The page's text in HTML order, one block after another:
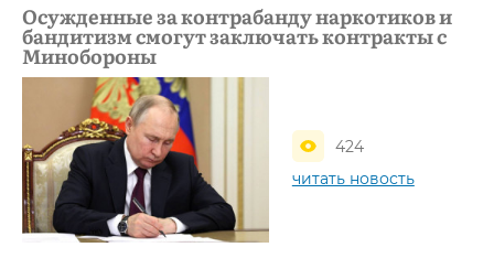
Осужденные за контрабанду наркотиков и
бандитизм смогут заключать контракты с
Минобороны
424
читать новость